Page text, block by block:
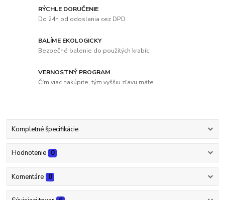
RÝCHLE DORUČENIE
Do 24h od odoslania cez DPD
BALÍME EKOLOGICKY
Bezpečné balenie do použitých krabíc
VERNOSTNÝ PROGRAM
Čím viac nakúpite, tým vyššiu zľavu máte
Kompletné špecifikácie
Hodnotenie 0
Komentáre 0